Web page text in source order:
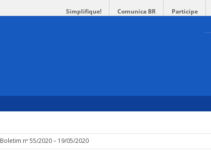
Simplifique! Comunica BR Participe
Boletim nº 55/2020 – 19/05/2020